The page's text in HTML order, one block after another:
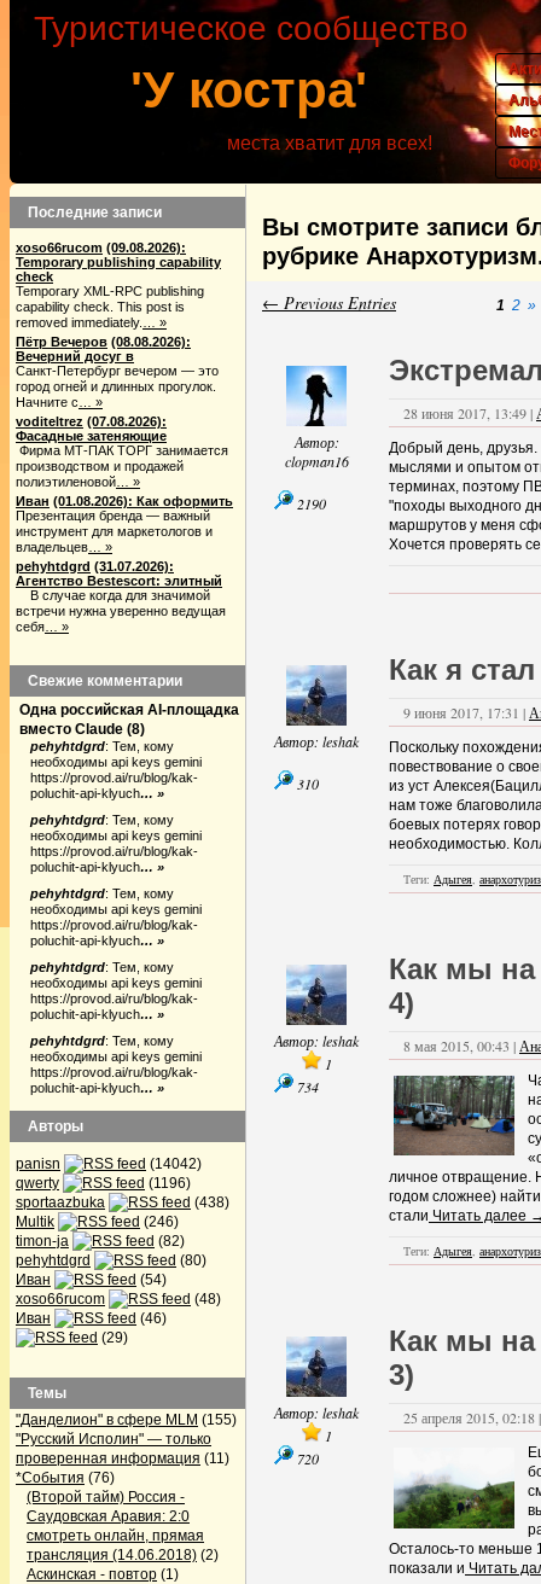
'У костра'
Туристическое сообщество
места хватит для всех!
Вы смотрите записи
рубрике
← Previous Entries 1 2 »
Автор:
clopman16
2190
28 июня 2017, 13:49 |
Добрый день,
мыслями и опытом
терминах, поэтому
"походы выходного
маршрутов у меня
Хочется проверять
Автор: leshak
310
Как я
9 июня 2017, 17:31 |
Поскольку
повествование о
из уст
нам тоже
боевых потерях
необходимостью.
Теги: Адыгея,
Автор: leshak
1
734
Как мы на
4)
8 мая 2015, 00:43 |
личное
годом сложнее)
стали Читать далее
Теги: Адыгея,
Автор: leshak
1
720
Как мы на
3)
25 апреля 2015, 02:18
Осталось-то меньше
показали и Читать
Последние записи
xoso66rucom (09.08.2026):
Temporary publishing capability
check
Temporary XML-RPC publishing
capability check. This post is
removed immediately.
… »
Пётр Вечеров (08.08.2026):
Вечерний досуг в
Санкт-Петербург вечером — это
город огней и длинных прогулок.
Начните с … »
voditeltrez (07.08.2026):
Фасадные затеняющие
Фирма МТ-ПАК ТОРГ занимается
производством и продажей
полиэтиленовой … »
Иван (01.08.2026): Как оформить
Презентация бренда — важный
инструмент для маркетологов и
владельцев … »
pehyhtdgrd (31.07.2026):
Агентство Bestescort: элитный
В случае когда для значимой
встречи нужна уверенно ведущая
себя … »
Свежие комментарии
Одна российская AI-площадка
вместо Claude (8)
pehyhtdgrd: Тем, кому
необходимы api keys gemini
https://provod.ai/ru/blog/kak-
poluchit-api-klyuch… »
pehyhtdgrd: Тем, кому
необходимы api keys gemini
https://provod.ai/ru/blog/kak-
poluchit-api-klyuch… »
pehyhtdgrd: Тем, кому
необходимы api keys gemini
https://provod.ai/ru/blog/kak-
poluchit-api-klyuch… »
pehyhtdgrd: Тем, кому
необходимы api keys gemini
https://provod.ai/ru/blog/kak-
poluchit-api-klyuch… »
pehyhtdgrd: Тем, кому
необходимы api keys gemini
https://provod.ai/ru/blog/kak-
poluchit-api-klyuch… »
Авторы
panisn
(14042)
qwerty
(1196)
sportaazbuka
(438)
Multik
(246)
timon-ja
(82)
pehyhtdgrd
(80)
Иван
(54)
xoso66rucom
(48)
Иван
(46)
(29)
Темы
"Данделион" в сфере MLM (155)
"Русский Исполин" — только
проверенная информация (11)
*События (76)
(Второй тайм) Россия -
Саудовская Аравия: 2:0
смотреть онлайн, прямая
трансляция (14.06.2018) (2)
Аскинская - повтор (1)